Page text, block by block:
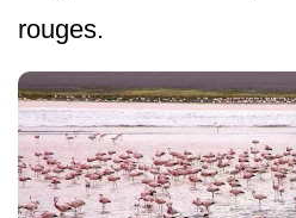
rouges.